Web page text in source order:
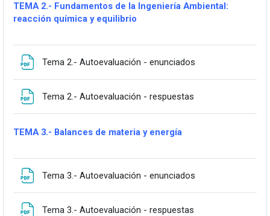
TEMA 2.- Fundamentos de la Ingeniería Ambiental:
reacción química y equilibrio
Tema 2.- Autoevaluación - enunciados
Tema 2.- Autoevaluación - respuestas
TEMA 3.- Balances de materia y energía
Tema 3.- Autoevaluación - enunciados
Tema 3.- Autoevaluación - respuestas